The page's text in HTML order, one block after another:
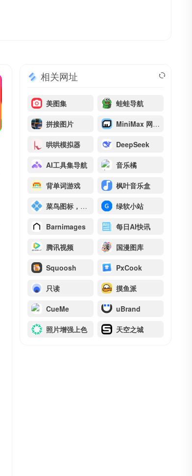
相关网址
美图集 蛙蛙导航
拼接图片 MiniMax 网页版
哄哄模拟器 DeepSeek
AI工具集导航 音乐橘
背单词游戏 枫叶音乐盒
菜鸟图标，免费商用矢量图标库 绿软小站
Barnimages 每日AI快讯
腾讯视频 国漫图库
Squoosh PxCook
只读 摸鱼派
CueMe uBrand
照片增强上色 天空之城